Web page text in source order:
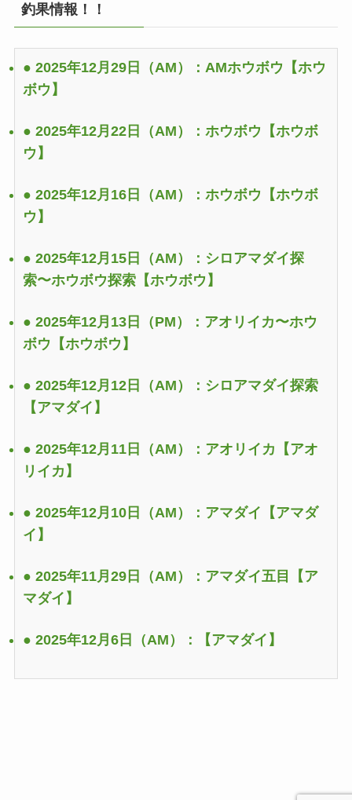
釣果情報！！
● 2025年12月29日（AM）：AMホウボウ 【ホウ
ボウ】
● 2025年12月22日（AM）：ホウボウ 【ホウボ
ウ】
● 2025年12月16日（AM）：ホウボウ 【ホウボ
ウ】
● 2025年12月15日（AM）：シロアマダイ探
索〜ホウボウ探索【ホウボウ】
● 2025年12月13日（PM）：アオリイカ〜ホウ
ボウ 【ホウボウ】
● 2025年12月12日（AM）：シロアマダイ探索
【アマダイ】
● 2025年12月11日（AM）：アオリイカ 【アオ
リイカ】
● 2025年12月10日（AM）：アマダイ 【アマダ
イ】
● 2025年11月29日（AM）：アマダイ五目
【ア
マダイ】
● 2025年12月6日（AM）： 【アマダイ】